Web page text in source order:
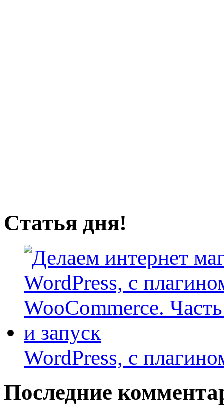
Статья дня!
WordPress, с
Последние